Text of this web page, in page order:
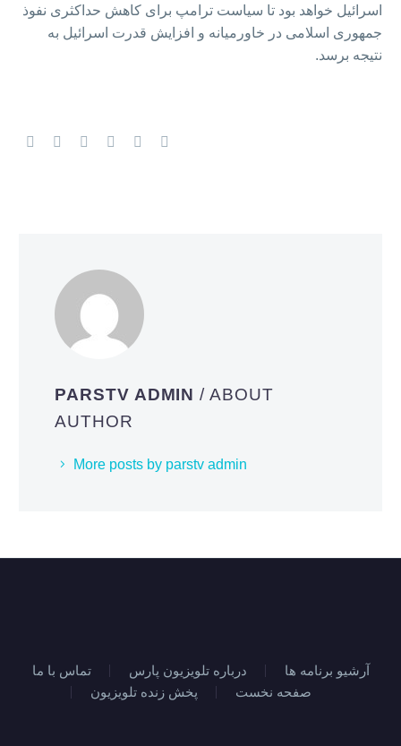
اسرائیل خواهد بود تا سیاست ترامپ برای کاهش حداکثری نفوذ
جمهوری اسلامی در خاورمیانه و افزایش قدرت اسرائیل به
نتیجه برسد.
PARSTV ADMIN/ ABOUT
AUTHOR
More posts by parstv admin
تماس با ما درباره تلویزیون پارس
آرشیو برنامه ها
پخش زنده تلویزیون
صفحه نخست